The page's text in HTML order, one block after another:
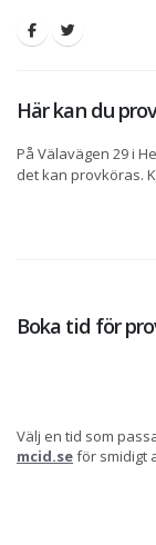
Här kan du
På Välavägen 29 i
det kan provköras.
Boka tid för
Välj en tid som
mcid.seför smidigt